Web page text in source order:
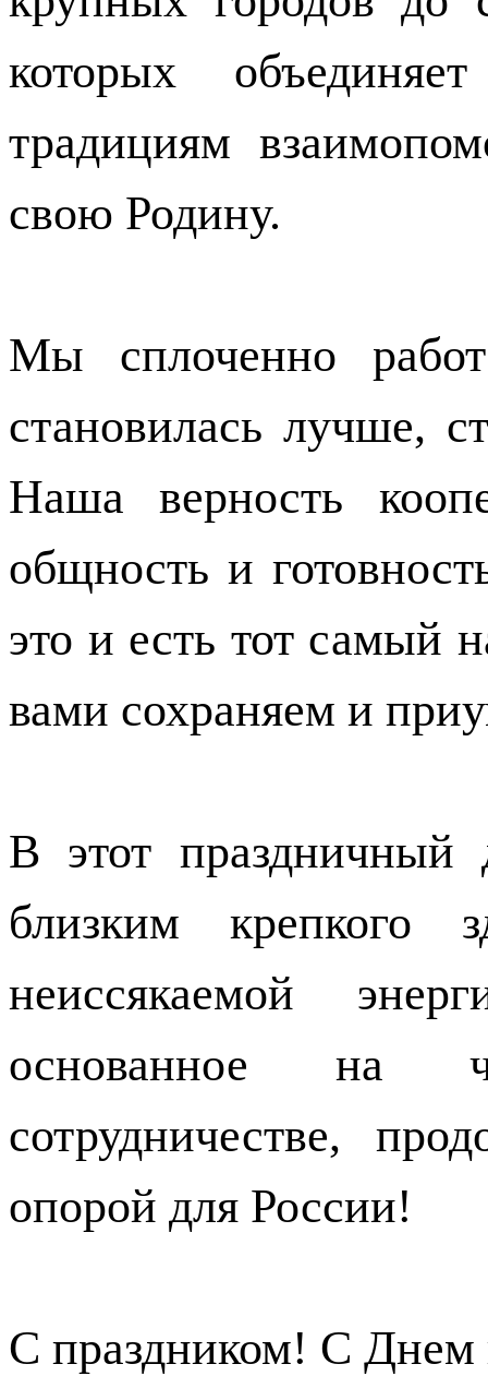
которых
традициям
свою Родину.
Мы сплоченно
становилась лучше,
Наша верность
общность и
это и есть тот самый
вами сохраняем и
В этот
близким крепкого
неиссякаемой
основанное на
сотрудничестве,
опорой для России!
С праздником! С Днем